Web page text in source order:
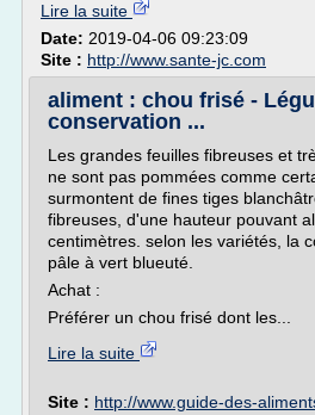
Lire la suite
Date: 2019-04-06 09:23:09
Site : http://www.sante-jc.com
aliment : chou frisé -
conservation ...
Les grandes feuilles fibreuses et
ne sont pas pommées comme
surmontent de fines tiges
fibreuses, d'une hauteur pouvant
centimètres. selon les variétés, la
pâle à vert blueuté.
Achat :
Préférer un chou frisé dont les...
Lire la suite
Site : http://www.guide-des-